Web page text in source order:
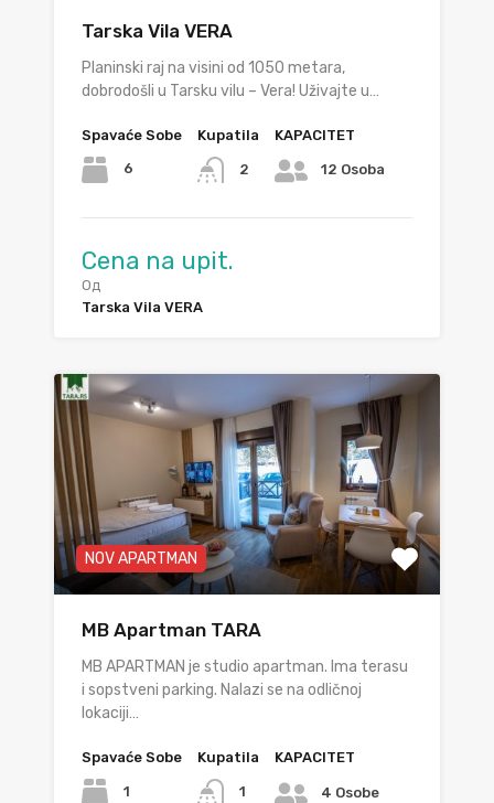
Tarska Vila VERA
Planinski raj na visini od 1050 metara,
dobrodošli u Tarsku vilu – Vera! Uživajte u…
Spavaće Sobe
6
Kupatila
2
KAPACITET
12 Osoba
Cena na upit.
Од
Tarska Vila VERA
NOV APARTMAN
MB Apartman TARA
MB APARTMAN je studio apartman. Ima terasu
i sopstveni parking. Nalazi se na odličnoj
lokaciji…
Spavaće Sobe
1
Kupatila
1
KAPACITET
4 Osobe